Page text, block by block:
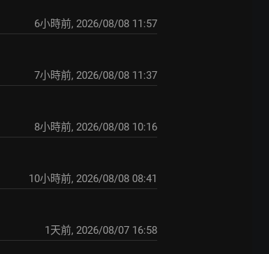
6小時前, 2026/08/08 11:57
7小時前, 2026/08/08 11:37
8小時前, 2026/08/08 10:16
10小時前, 2026/08/08 08:41
1天前, 2026/08/07 16:58